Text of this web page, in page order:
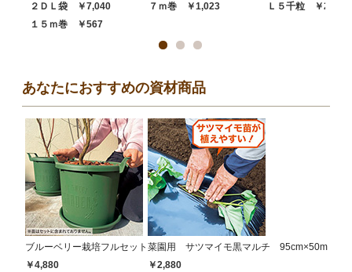
２ＤＬ袋 ￥7,040
１５ｍ巻 ￥567
７ｍ巻 ￥1,023
Ｌ５千粒 ￥
あなたにおすすめの資材商品
ブルーベリー栽培フルセット
￥4,880
菜園用 サツマイモ黒マルチ 95cm×50m
￥2,880